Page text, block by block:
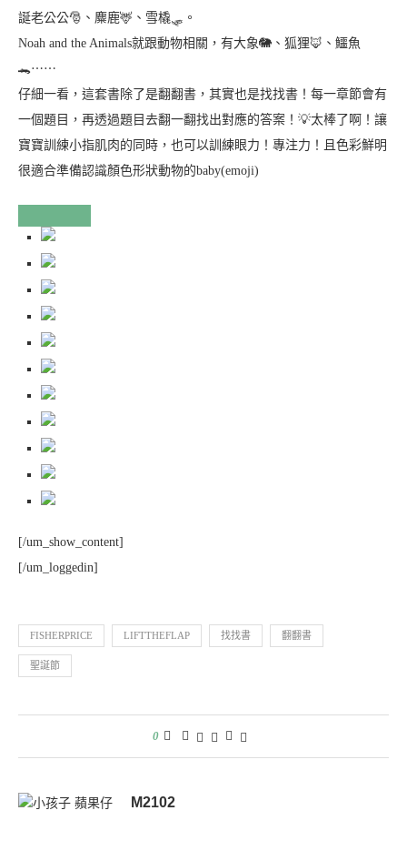
誕老公公🎅、麋鹿🦌、雪橇🛷。
Noah and the Animals就跟動物相關，有大象🐘、狐狸🦊、鱷魚
🐊⋯⋯
仔細一看，這套書除了是翻翻書，其實也是找找書！每一章節會有
一個題目，再透過題目去翻一翻找出對應的答案！💡太棒了啊！讓
寶寶訓練小指肌肉的同時，也可以訓練眼力！專注力！且色彩鮮明
很適合準備認識顏色形狀動物的baby(emoji)
[/um_show_content]
[/um_loggedin]
FISHERPRICE LIFTTHEFLAP 找找書 翻翻書
聖誕節
0
M2102